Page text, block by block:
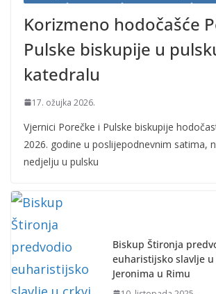
Korizmeno hodočašće
Pulske biskupije u
katedralu
17. ožujka 2026.
Vjernici Porečke i Pulske biskupije
2026. godine u poslijepodnevnim satima,
nedjelju u pulsku
Biskup Štironja
euharistijsko slavlje u
Jeronima u Rimu